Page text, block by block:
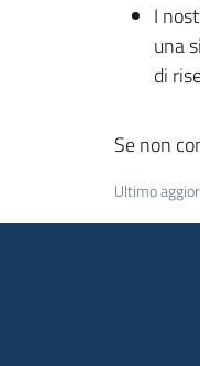
I
una
di
Se non
Ultimo